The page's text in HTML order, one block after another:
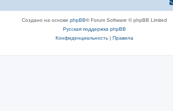
Создано на основе phpBB® Forum Software © phpBB Limited
Русская поддержка phpBB
Конфиденциальность| Правила